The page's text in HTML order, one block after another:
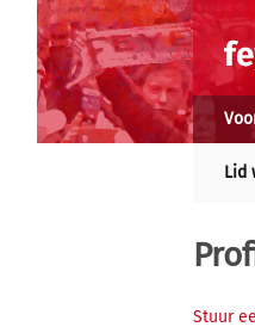
Lid
Stuur